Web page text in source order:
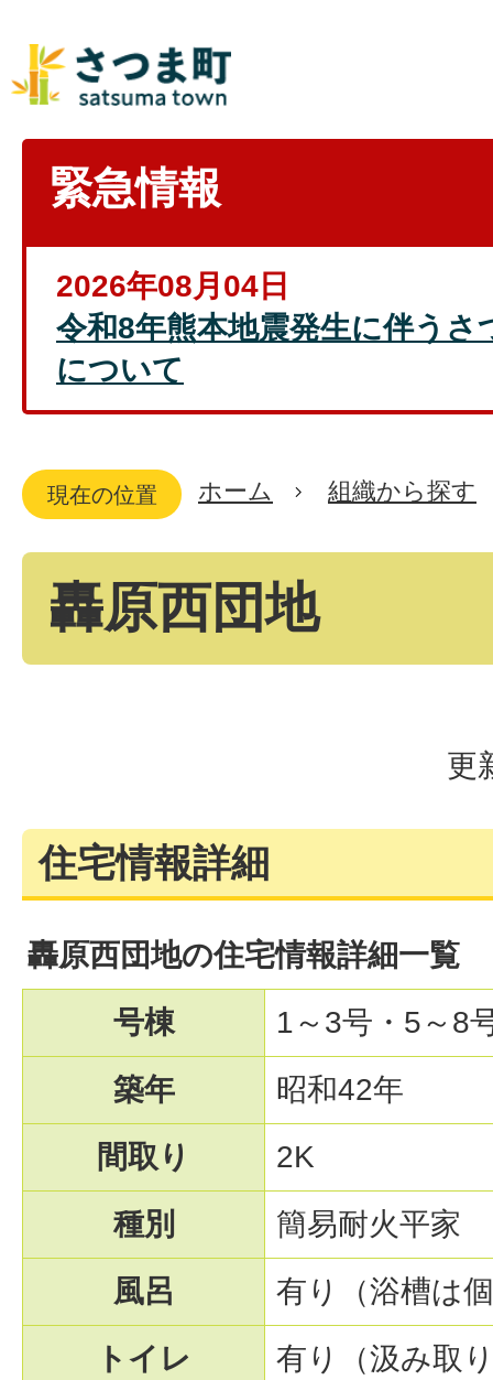
緊急情報
2026年08月04日
令和8年熊本地震発生に伴うさ
について
現在の位置 ホーム 組織から探す
轟原西団地
更
住宅情報詳細
轟原西団地の住宅情報詳細一覧
号棟
1～3号・5～8
築年
昭和42年
間取り
2K
種別
簡易耐火平家
風呂
有り（浴槽は
トイレ
有り（汲み取